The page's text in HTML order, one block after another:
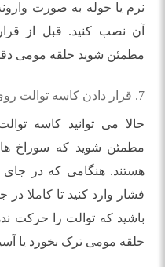
نرم یا حوله به صورت
آن نصب کنید. قبل از
مطمئن شوید حلقه مومی
7. قرار دادن کاسه توالت روی فلنج
حالا می توانید کاسه
مطمئن شوید که سوراخ
هستند. هنگامی که در
فشار وارد کنید تا کاملا
باشید که توالت را حرکت
حلقه مومی ترک بخورد یا